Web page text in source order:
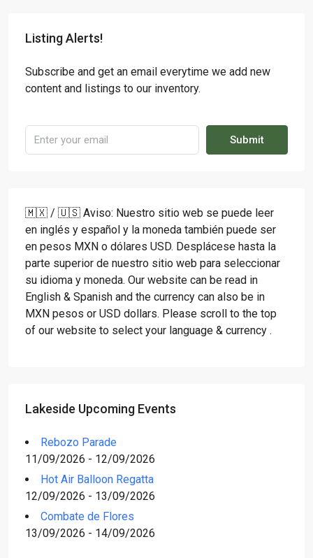
Listing Alerts!
Subscribe and get an email everytime we add new
content and listings to our inventory.
Submit
🇲🇽 / 🇺🇸 Aviso: Nuestro sitio web se puede leer
en inglés y español y la moneda también puede ser
en pesos MXN o dólares USD. Desplácese hasta la
parte superior de nuestro sitio web para seleccionar
su idioma y moneda. Our website can be read in
English & Spanish and the currency can also be in
MXN pesos or USD dollars. Please scroll to the top
of our website to select your language & currency .
Lakeside Upcoming Events
Rebozo Parade
11/09/2026 - 12/09/2026
Hot Air Balloon Regatta
12/09/2026 - 13/09/2026
Combate de Flores
13/09/2026 - 14/09/2026